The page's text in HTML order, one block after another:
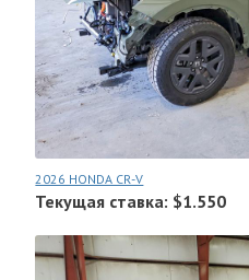
2026 HONDA CR-V
Текущая ставка: $1.550